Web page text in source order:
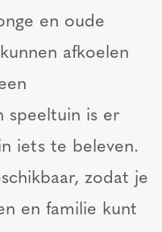
en oude
afkoelen
speeltuin is er
iets te beleven.
zodat je
en familie kunt